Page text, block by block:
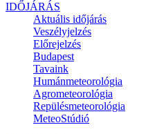
IDŐJÁRÁS
Aktuális időjárás
Veszélyjelzés
Előrejelzés
Budapest
Tavaink
Humánmeteorológia
Agrometeorológia
Repülésmeteorológia
MeteoStúdió